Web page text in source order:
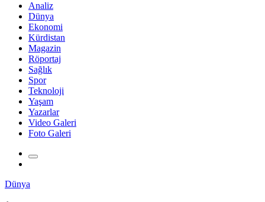
Analiz
Dünya
Ekonomi
Kürdistan
Magazin
Röportaj
Sağlık
Spor
Teknoloji
Yaşam
Yazarlar
Video Galeri
Foto Galeri
Dünya